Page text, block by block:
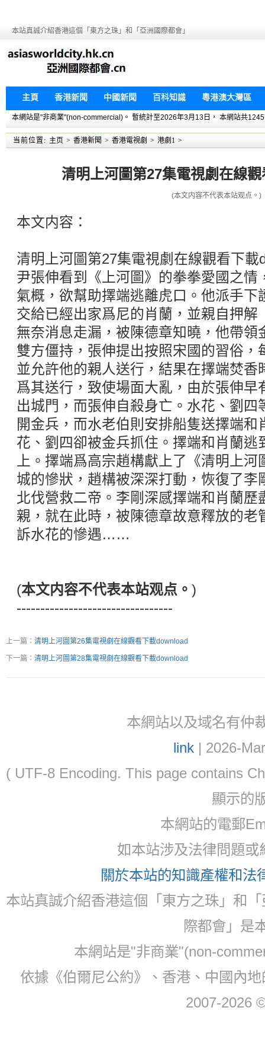
本站真誠介紹香港這個「東方之珠」和「亞洲國際都會」
主頁 香港新聞 中國新聞 百科知識 粵港澳大灣區
本網站是"非商業"(non-commercial)。 暫統計至2026年3月13日， 本網站共
当前位置: 主页 > 香港新聞 > 香港電視劇 > 港劇1 >
清明上河圖第27集電視劇在線
(本文内容不代表本站观点。)
本文内容：
清明上河圖第27集電視劇在線觀看下載
尹張伸看到《上河圖》的拳拳愛國之情
氣概，欲幫助擇端逃離虎口。他派手下
交給已經出家爲尼的肖蘭，並親自押解
無奈消息走漏，被陳德章知曉，他帶領
雙方僵持，張伸提出按照宋國的習俗，
並允許他的親人送行，結果在擇端焚香
爲其送行，致使場面大亂，由於張伸早
出城門，而張伸自殺身亡。水花、劉四
開金兵，而水老伯則安排船隻送擇端和
花、劉四卻被金兵抓住。擇端和肖蘭逃
上。擇端爲高宗趙構獻上了《清明上
城的慘狀，趙構被深深打動，恢復了李
北伐營救二帝。李剛深感擇端和肖蘭歷
親，就在此時，被陳德章故意釋放的老
訴水花的慘遇……
(本文内容不代表本站观点。 )
---------------------------------
上一篇： 清明上河圖第26集電視劇在線觀看下載download
下一篇： 清明上河圖第28集電視劇在線觀看下載download
本網站以及域名有仲
link| 2026-
( UTF-8 Encoding. This page contains
顯示的
本網站的電郵
如本站涉及法律問題
關於本站的知識產權和法
本站真誠介紹香港這個「東方之珠」和
際都會」是
本網站是"非商業"(non-
依據《伯爾尼公約》、香港、中國內
2007-2026